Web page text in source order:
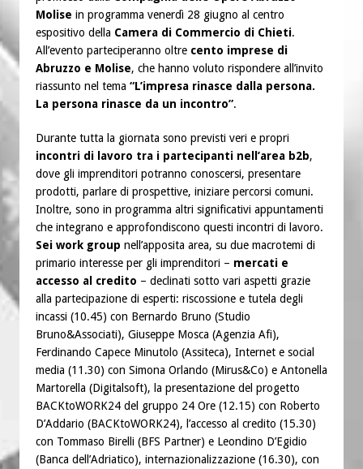
Molise in programma venerdì 28 giugno al centro
espositivo della Camera di Commercio di Chieti.
All’evento parteciperanno oltre cento imprese di
Abruzzo e Molise, che hanno voluto rispondere all’invito
riassunto nel tema “L’impresa rinasce dalla persona.
La persona rinasce da un incontro”.
Durante tutta la giornata sono previsti veri e propri
incontri di lavoro tra i partecipanti nell’area b2b,
dove gli imprenditori potranno conoscersi, presentare
prodotti, parlare di prospettive, iniziare percorsi comuni.
Inoltre, sono in programma altri significativi appuntamenti
che integrano e approfondiscono questi incontri di lavoro.
Sei work group nell’apposita area, su due macrotemi di
primario interesse per gli imprenditori – mercati e
accesso al credito – declinati sotto vari aspetti grazie
alla partecipazione di esperti: riscossione e tutela degli
incassi (10.45) con Bernardo Bruno (Studio
Bruno&Associati), Giuseppe Mosca (Agenzia Afi),
Ferdinando Capece Minutolo (Assiteca), Internet e social
media (11.30) con Simona Orlando (Mirus&Co) e Antonella
Martorella (Digitalsoft), la presentazione del progetto
BACKtoWORK24 del gruppo 24 Ore (12.15) con Roberto
D’Addario (BACKtoWORK24), l’accesso al credito (15.30)
con Tommaso Birelli (BFS Partner) e Leondino D’Egidio
(Banca dell’Adriatico), internazionalizzazione (16.30), con